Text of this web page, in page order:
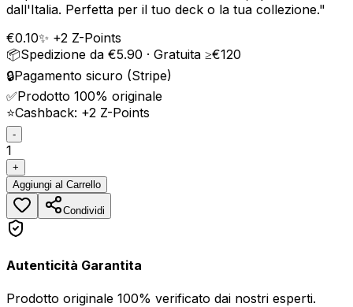
dall'Italia. Perfetta per il tuo deck o la tua collezione."
€0.10✨ +2 Z-Points
📦Spedizione da €5.90 · Gratuita ≥€120
🔒Pagamento sicuro (Stripe)
✅Prodotto 100% originale
⭐Cashback: +2 Z-Points
-
1
+
Aggiungi al Carrello
Condividi
Autenticità Garantita
Prodotto originale 100% verificato dai nostri esperti.